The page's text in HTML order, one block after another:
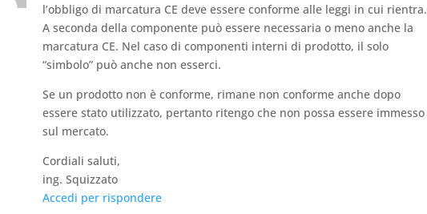
l’obbligo di marcatura CE deve essere conforme alle leggi in cui rientra.
A seconda della componente può essere necessaria o meno anche la
marcatura CE. Nel caso di componenti interni di prodotto, il solo
“simbolo” può anche non esserci.
Se un prodotto non è conforme, rimane non conforme anche dopo
essere stato utilizzato, pertanto ritengo che non possa essere immesso
sul mercato.
Cordiali saluti,
ing. Squizzato
Accedi per rispondere